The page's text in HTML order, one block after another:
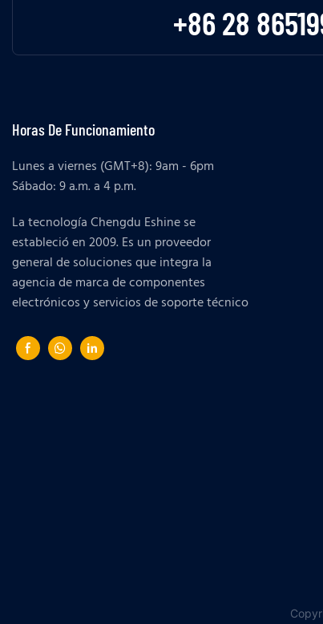
+86 28
Horas De Funcionamiento
Lunes a viernes (GMT+8): 9am - 6pm
Sábado: 9 a.m. a 4 p.m.
La tecnología Chengdu Eshine se
estableció en 2009. Es un proveedor
general de soluciones que integra la
agencia de marca de componentes
electrónicos y servicios de soporte técnico